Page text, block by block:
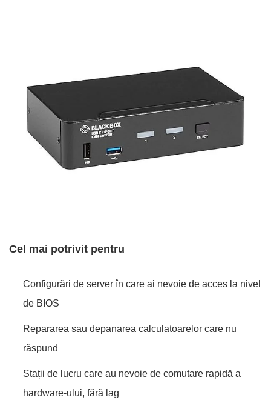
Cel mai potrivit pentru
Configurări de server în care ai nevoie de acces la nivel
de BIOS
Repararea sau depanarea calculatoarelor care nu
răspund
Stații de lucru care au nevoie de comutare rapidă a
hardware-ului, fără lag